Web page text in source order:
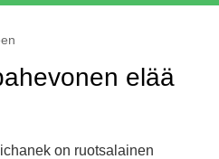
elää
on ruotsalainen